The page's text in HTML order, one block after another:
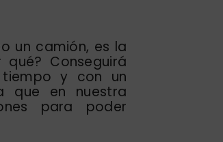
un camión, es la
Conseguirá
tiempo y con un
que en nuestra
para poder